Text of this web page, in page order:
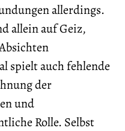
allerdings.
allein auf Geiz,
spielt auch fehlende
der
und
Rolle. Selbst